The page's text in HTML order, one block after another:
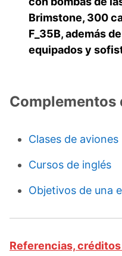
Brimstone, 300
F_35B, además
equipados y
Complementos
Clases de aviones
Cursos de inglés
Objetivos de una
Referencias,